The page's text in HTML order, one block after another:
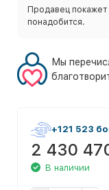
Продавец покажет
понадобится.
Мы
+121 523
2 430
В наличии